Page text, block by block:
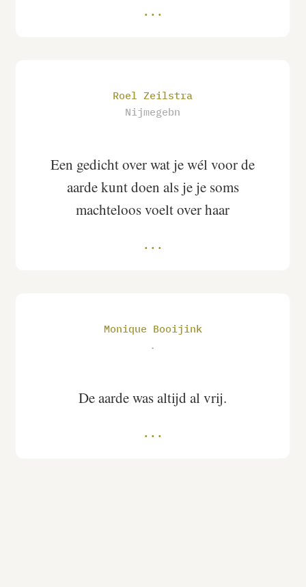
Roel Zeilstra
Nijmegebn
Een gedicht over wat je wél voor de
aarde kunt doen als je je soms
machteloos voelt over haar
Monique Booijink
.
De aarde was altijd al vrij.